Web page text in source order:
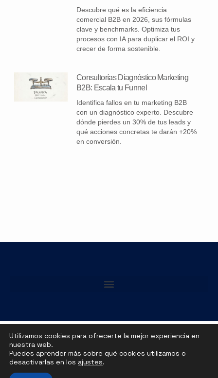
Descubre qué es la eficiencia
comercial B2B en 2026, sus fórmulas
clave y benchmarks. Optimiza tus
procesos con IA para duplicar el ROI y
crecer de forma sostenible.
Consultorías Diagnóstico Marketing
B2B: Escala tu Funnel
Identifica fallos en tu marketing B2B
con un diagnóstico experto. Descubre
dónde pierdes un 30% de tus leads y
qué acciones concretas te darán +20%
en conversión.
Copyright 2026 © All rights Reserved. Manu
Utilizamos cookies para ofrecerte la mejor experiencia en
nuestra web.
Puedes aprender más sobre qué cookies utilizamos o
desactivarlas en los ajustes.